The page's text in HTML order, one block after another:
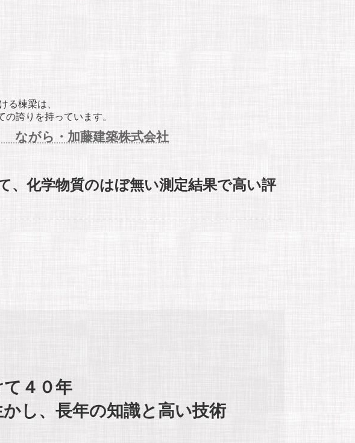
る棟梁は、
誇りを持っています。
がら・加藤建築株式会社
、化学物質のはぼ無い測定結果で高い評
て４０年
し、長年の知識と高い技術